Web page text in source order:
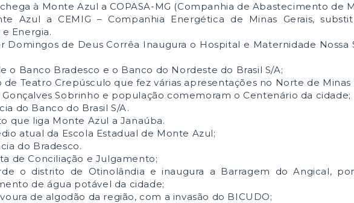
à Monte Azul a COPASA-MG (Companhia de Abastecimento de
Azul a CEMIG – Companhia Energética de Minas Gerais,
Energia.
Domingos de Deus Corrêa Inaugura o Hospital e Maternidade Nossa
o Banco Bradesco e o Banco do Nordeste do Brasil S/A;
Teatro Crepúsculo que fez várias apresentações no Norte de Minas
Sobrinho e população comemoram o Centenário da cidade;
do Banco do Brasil S/A.
que liga Monte Azul a Janaúba.
atual da Escola Estadual de Monte Azul;
do Bradesco.
de Conciliação e Julgamento;
o distrito de Otinolândia e inaugura a Barragem do Angical,
de água potável da cidade;
de algodão da região, com a invasão do BICUDO;